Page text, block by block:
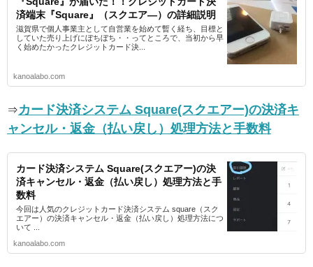
済端末『Square』（スクエア―）の詳細説明
滋賀県で個人事業主として自営業を始めて暫く経ち、目標と
していた売り上げにぼちぼち・・ってところで、当初から早
く始めたかったクレジットカード決...
kanoalabo.com
⇒カード決済システム Square(スクエアー)の決済キ
ャンセル・返金（払い戻し）処理方法と手数料
カード決済システム Square(スクエアー)の決
済キャンセル・返金（払い戻し）処理方法と手
数料
今回は人気のクレジットカード決済システム square（スク
エアー）の決済キャンセル・返金（払い戻し）処理方法につ
いて ...
kanoalabo.com